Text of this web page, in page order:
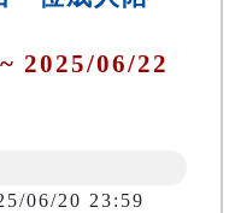
2025/06/22
06/20 23:59